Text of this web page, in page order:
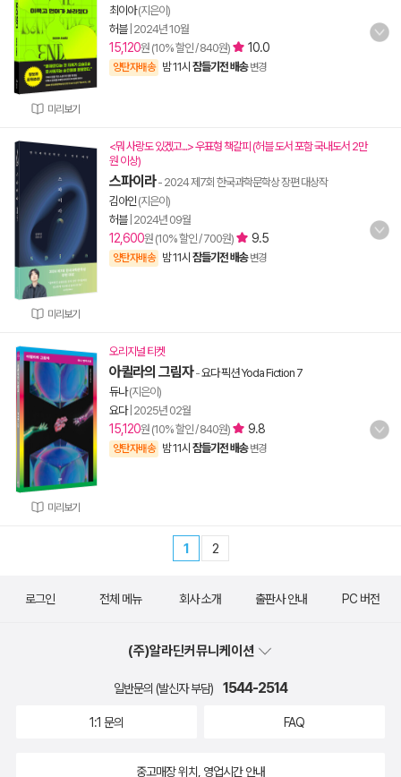
미리보기
최이아(지은이)
허블| 2024년 10월
15,120원 (10% 할인 / 840원) 10.0
양탄자배송 밤 11시 잠들기전 배송 변경
미리보기
<뭐 사랑도 있겠고...> 우표형 책갈피 (허블 도서 포함 국내도서 2만
원 이상)
스파이라- 2024 제7회 한국과학문학상 장편 대상작
김아인 (지은이)
허블| 2024년 09월
12,600원 (10% 할인 / 700원) 9.5
양탄자배송 밤 11시 잠들기전 배송 변경
미리보기
오리지널 티켓
아퀼라의 그림자-요다 픽션 Yoda Fiction 7
듀나(지은이)
요다| 2025년 02월
15,120원 (10% 할인 / 840원) 9.8
양탄자배송 밤 11시 잠들기전 배송 변경
1 2
로그인 전체 메뉴 회사 소개 출판사 안내 PC 버전
(주)알라딘커뮤니케이션
일반문의 (발신자 부담) 1544-2514
1:1 문의 FAQ
중고매장 위치, 영업시간 안내